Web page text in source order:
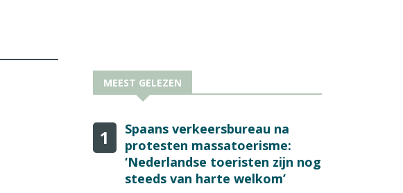
MEEST GELEZEN
1
Spaans verkeersbureau na
protesten massatoerisme:
‘Nederlandse toeristen zijn nog
steeds van harte welkom’